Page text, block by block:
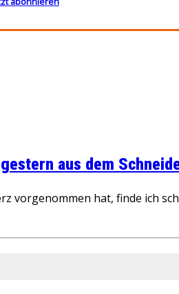
aus dem
vorgenommen hat, finde ich